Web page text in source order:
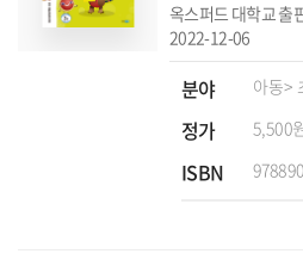
옥스퍼드 대학교 출
2022-12-06
분야 아동>
정가 5,500
ISBN